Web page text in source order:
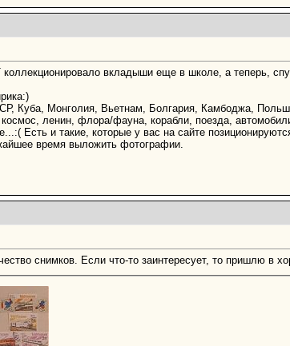
коллекционировало вкладыши еще в школе, а теперь,
Куба, Монголия, Вьетнам, Болгария, Камбоджа,
космос, ленин, флора/фауна, корабли, поезда,
Есть и такие, которые у вас на сайте
время выложить фотографии.
снимков. Если что-то заинтересует, то пришлю в